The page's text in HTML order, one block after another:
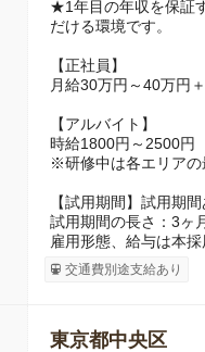
★1年目の年収を保証
だける環境です。
【正社員】
月給30万円～40万円
【アルバイト】
時給1800円～2500円
※研修中は各エリアの
【試用期間】試用期間
試用期間の長さ：3ヶ
雇用形態、給与は本採
交通費別途支給あり
東京都中央区